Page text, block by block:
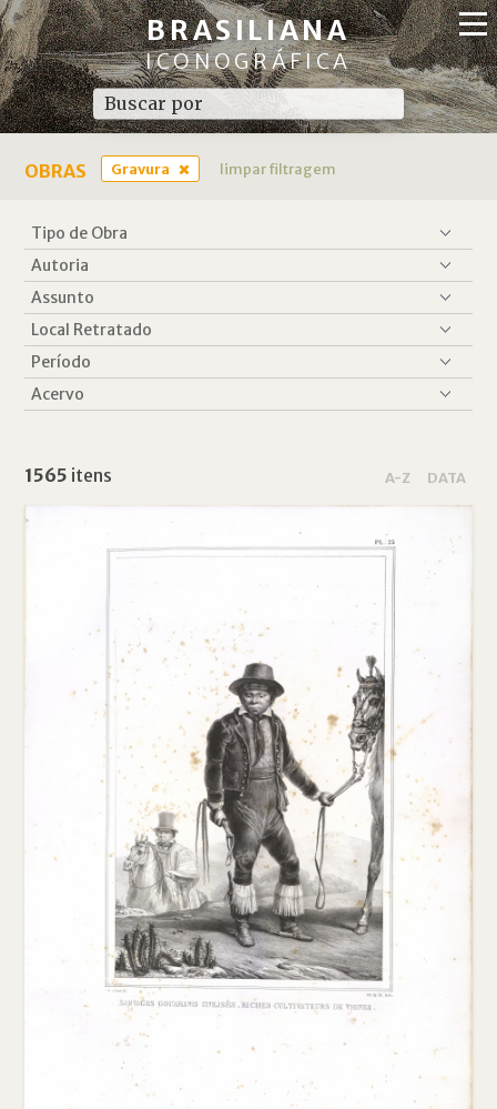
BRASILIANA
ICONOGRÁFICA
OBRAS Gravura limpar filtragem
1565 itens A-Z DATA